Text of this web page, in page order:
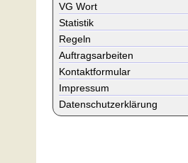
VG Wort
Statistik
Regeln
Auftragsarbeiten
Kontaktformular
Impressum
Datenschutzerklärung